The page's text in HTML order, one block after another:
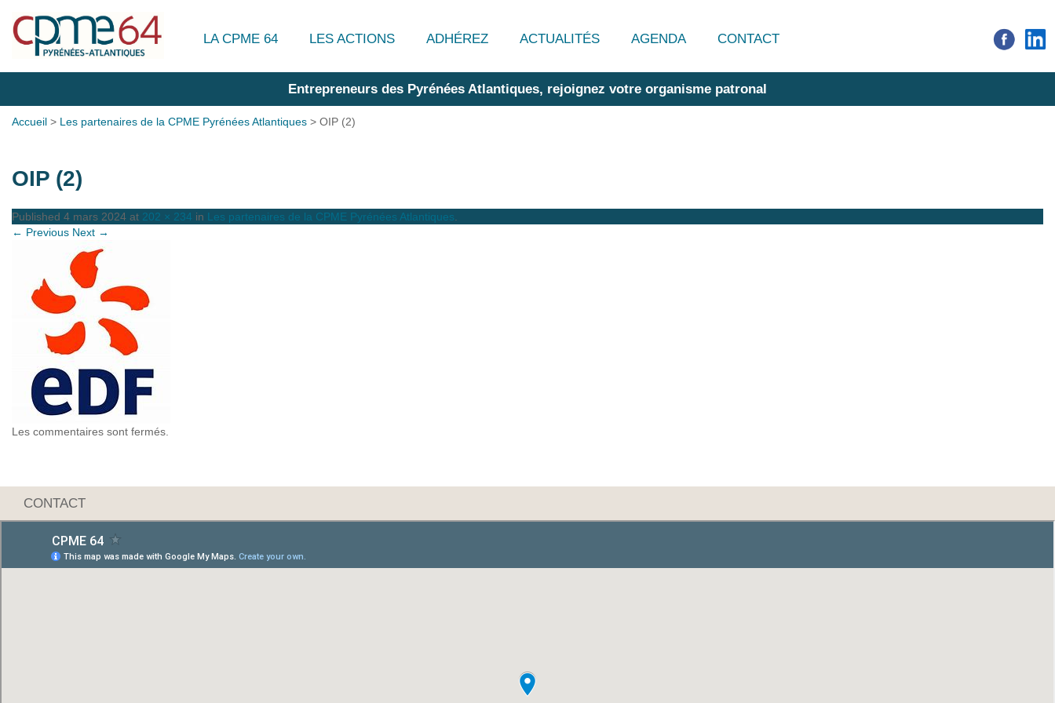
LA CPME 64 LES ACTIONS ADHÉREZ ACTUALITÉS AGENDA CONTACT
Entrepreneurs des Pyrénées Atlantiques, rejoignez votre organisme patronal
Accueil > Les partenaires de la CPME Pyrénées Atlantiques > OIP (2)
OIP (2)
Published 4 mars 2024 at 202 × 234 in Les partenaires de la CPME Pyrénées Atlantiques
← Previous Next →
Les commentaires sont fermés.
CONTACT